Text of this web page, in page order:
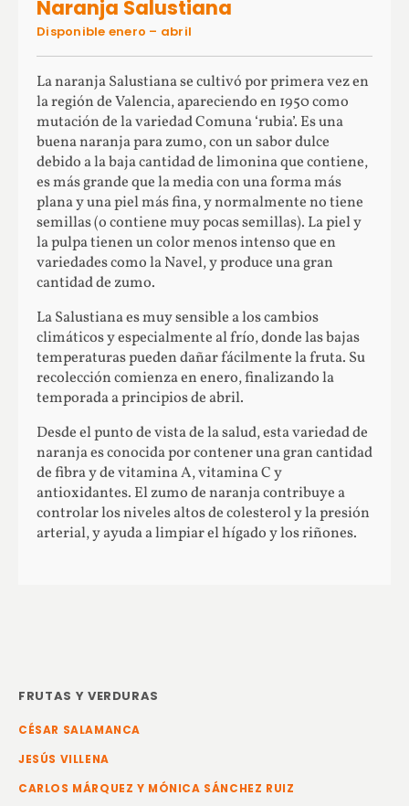
Naranja Salustiana
Disponible enero – abril
La naranja Salustiana se cultivó por primera vez en
la región de Valencia, apareciendo en 1950 como
mutación de la variedad Comuna ‘rubia’. Es una
buena naranja para zumo, con un sabor dulce
debido a la baja cantidad de limonina que contiene,
es más grande que la media con una forma más
plana y una piel más fina, y normalmente no tiene
semillas (o contiene muy pocas semillas). La piel y
la pulpa tienen un color menos intenso que en
variedades como la Navel, y produce una gran
cantidad de zumo.
La Salustiana es muy sensible a los cambios
climáticos y especialmente al frío, donde las bajas
temperaturas pueden dañar fácilmente la fruta. Su
recolección comienza en enero, finalizando la
temporada a principios de abril.
Desde el punto de vista de la salud, esta variedad de
naranja es conocida por contener una gran cantidad
de fibra y de vitamina A, vitamina C y
antioxidantes. El zumo de naranja contribuye a
controlar los niveles altos de colesterol y la presión
arterial, y ayuda a limpiar el hígado y los riñones.
FRUTAS Y VERDURAS
CÉSAR SALAMANCA
JESÚS VILLENA
CARLOS MÁRQUEZ Y MÓNICA SÁNCHEZ RUIZ